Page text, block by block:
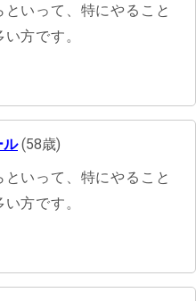
いって、特にやること
方です。
ル(58歳)
いって、特にやること
方です。